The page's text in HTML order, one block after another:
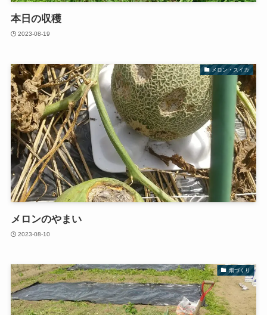
本日の収穫
2023-08-19
メロン・スイカ
メロンのやまい
2023-08-10
畑づくり